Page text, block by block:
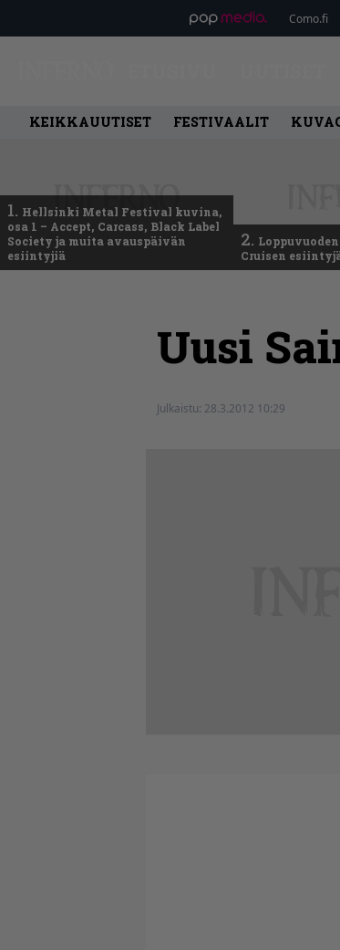
Como.fi
KEIKKAUUTISET FESTIVAALIT
1. Hellsinki Metal Festival kuvina,
osa 1 – Accept, Carcass, Black Label
Society ja muita avauspäivän
esiintyjiä
2.
Cruisen
Uusi
Julkaistu: 28.3.2012 10:29